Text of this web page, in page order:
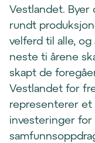
Vestlandet.
rundt
velferd til alle,
neste ti årene
skapt de
Vestlandet for
representerer et
investeringer for